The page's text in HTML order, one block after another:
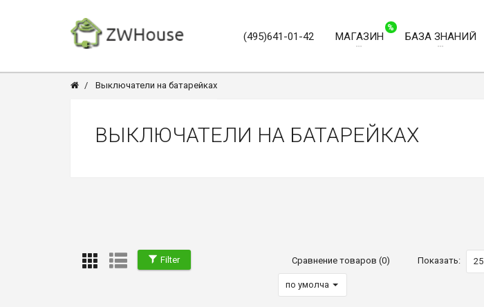
(495)641-01-42 МАГАЗИН
%
БАЗА ЗНАНИЙ
Выключатели на батарейках
ВЫКЛЮЧАТЕЛИ НА БАТАРЕЙКАХ
Filter Сравнение товаров (0) Показать: 25
по умолчанию